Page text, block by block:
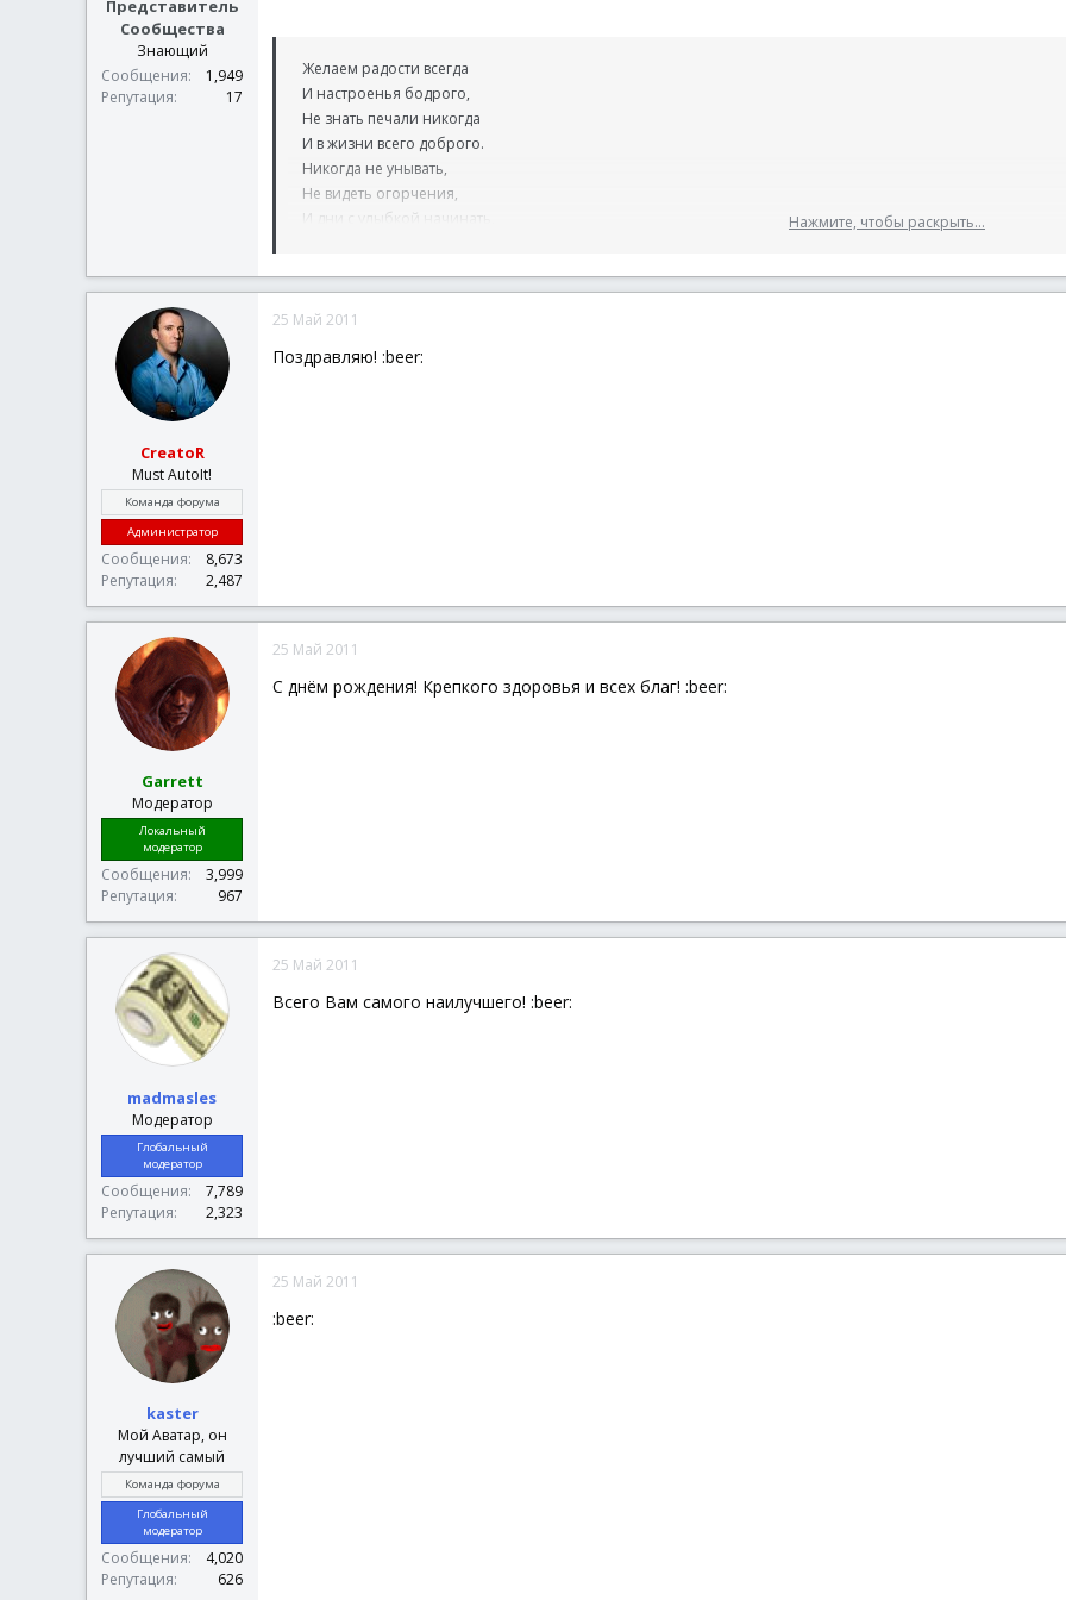
Представитель
Сообщества
Знающий
Сообщения
1,949
Репутация
17
Желаем радости всегда
И настроенья бодрого,
Не знать печали никогда
И в жизни всего доброго.
Никогда не унывать,
Не видеть огорчения,
И дни с улыбкой начинать,
Нажмите, чтобы раскрыть...
CreatoR
Must AutoIt!
Команда форума
Администратор
Сообщения
8,673
Репутация
2,487
25 Май 2011
Поздравляю! :beer:
Garrett
Модератор
Локальный
модератор
Сообщения
3,999
Репутация
967
25 Май 2011
С днём рождения! Крепкого здоровья и всех благ! :beer:
madmasles
Модератор
Глобальный
модератор
Сообщения
7,789
Репутация
2,323
25 Май 2011
Всего Вам самого наилучшего! :beer:
kaster
Мой Аватар, он
лучший самый
Команда форума
Глобальный
модератор
Сообщения
4,020
Репутация
626
25 Май 2011
:beer: